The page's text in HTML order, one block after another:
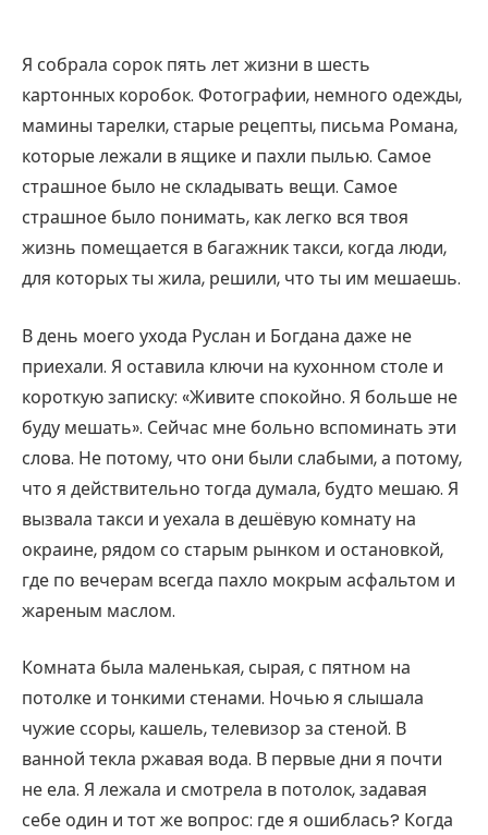
Я собрала сорок пять лет жизни в шесть
картонных коробок. Фотографии, немного одежды,
мамины тарелки, старые рецепты, письма Романа,
которые лежали в ящике и пахли пылью. Самое
страшное было не складывать вещи. Самое
страшное было понимать, как легко вся твоя
жизнь помещается в багажник такси, когда люди,
для которых ты жила, решили, что ты им мешаешь.
В день моего ухода Руслан и Богдана даже не
приехали. Я оставила ключи на кухонном столе и
короткую записку: «Живите спокойно. Я больше не
буду мешать». Сейчас мне больно вспоминать эти
слова. Не потому, что они были слабыми, а потому,
что я действительно тогда думала, будто мешаю. Я
вызвала такси и уехала в дешёвую комнату на
окраине, рядом со старым рынком и остановкой,
где по вечерам всегда пахло мокрым асфальтом и
жареным маслом.
Комната была маленькая, сырая, с пятном на
потолке и тонкими стенами. Ночью я слышала
чужие ссоры, кашель, телевизор за стеной. В
ванной текла ржавая вода. В первые дни я почти
не ела. Я лежала и смотрела в потолок, задавая
себе один и тот же вопрос: где я ошиблась? Когда